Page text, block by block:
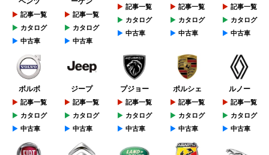
記事一覧
カタログ
中古車
記事一覧
カタログ
中古車
記事一覧
カタログ
中古車
記事一覧
カタログ
中古車
記事一覧
カタログ
中古車
ボルボ
記事一覧
カタログ
中古車
ジープ
記事一覧
カタログ
中古車
プジョー
記事一覧
カタログ
中古車
ポルシェ
記事一覧
カタログ
中古車
ルノー
記事一覧
カタログ
中古車